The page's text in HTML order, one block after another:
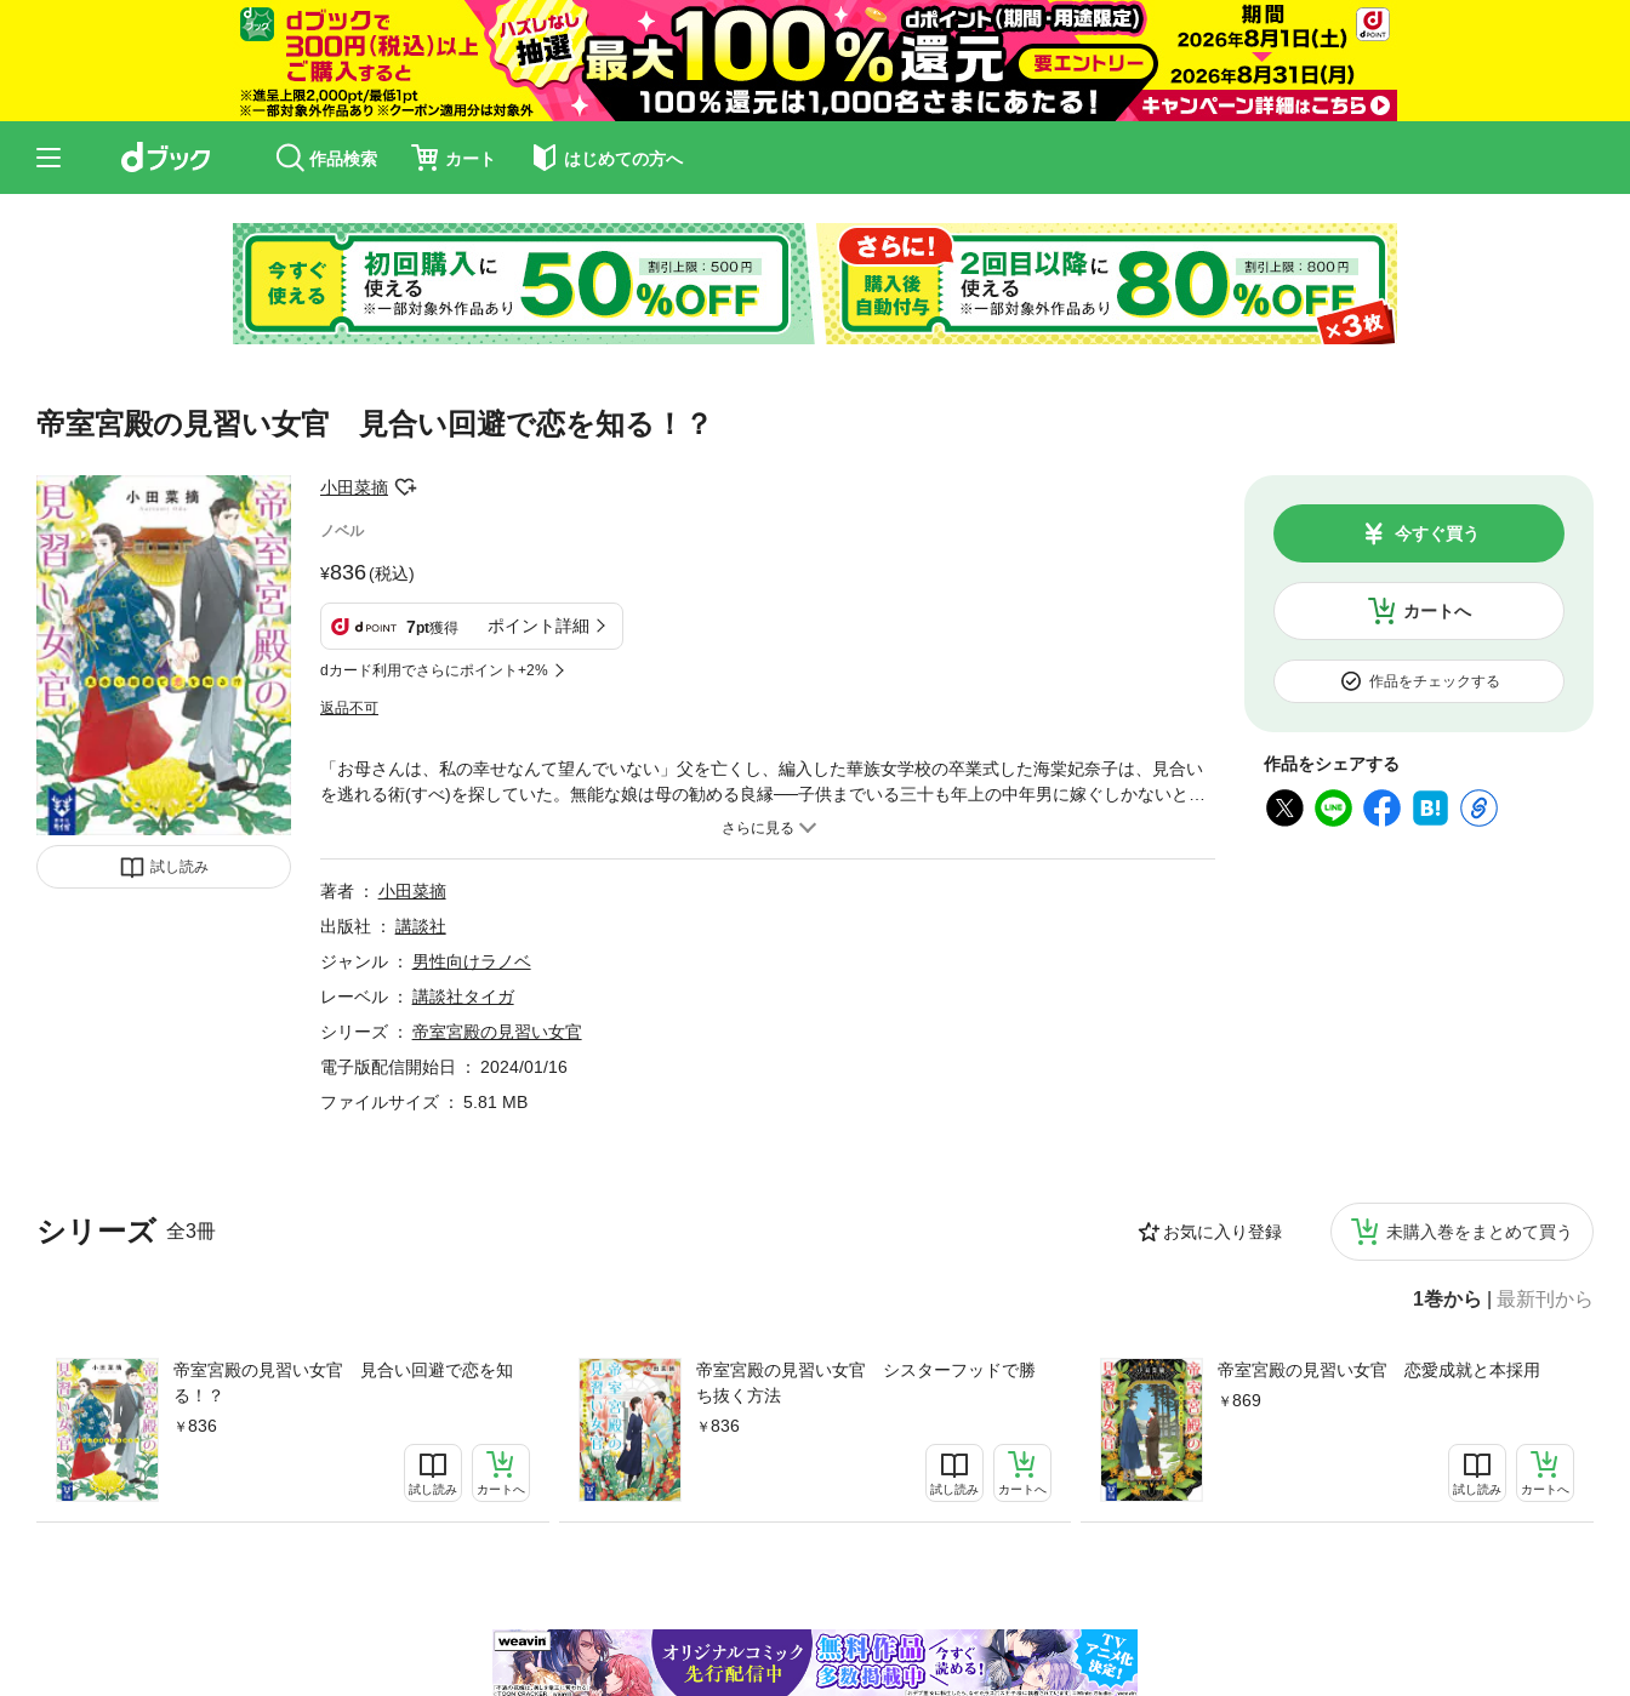
作品検索 カート はじめての方へ
帝室宮殿の見習い女官 見合い回避で恋を知る！？
試し読み
小田菜摘
ノベル
836(税込)
7pt獲得 ポイント詳細
dカード利用でさらにポイント+2%
返品不可
カートへ
今すぐ買う
作品をチェックする
作品をシェアする
シリーズ 全3冊 お気に入り登録 未購入巻をまとめて買う
1巻から 最新刊から
帝室宮殿の見習い女官 見合い回避で恋を知
る！？
836
試し読み カートへ
帝室宮殿の見習い女官 シスターフッドで勝
ち抜く方法
836
試し読み カートへ
帝室宮殿の見習い女官 恋愛成就と本採用
869
試し読み カートへ
「お母さんは、私の幸せなんて望んでいない」父を亡くし、編入した華族女学校の卒業式した海棠妃奈子は、見合い
を逃れる術(すべ)を探していた。無能な娘は母の勧める良縁──子供までいる三十も年上の中年男に嫁ぐしかないとい
う。絶望した妃奈子は大叔母の「女官になってみたらどうや」という言葉に救われ、宮中女官採用試験を受ける。晴
著者
小田菜摘
出版社
講談社
ジャンル
男性向けラノベ
レーベル
講談社タイガ
シリーズ
帝室宮殿の見習い女官
電子版配信開始日
2024/01/16
ファイルサイズ
5.81 MB